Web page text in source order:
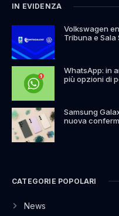
IN EVIDENZA
Volkswagen
Tribuna e
WhatsApp: in
più opzioni di
Samsung
nuova
CATEGORIE POPOLARI
News